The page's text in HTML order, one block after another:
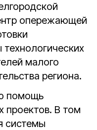
опережающей
технологических
малого
региона.
помощь
проектов. В том
системы